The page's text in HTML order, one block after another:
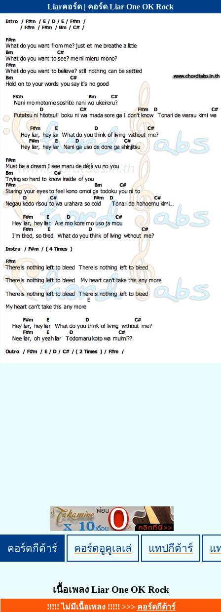
Liarคอร์ด | คอร์ด Liar One OK Rock
คอร์ดกีต้าร์ คอร์ดอูคูเลเล่ แทปกีต้าร์ แ
เนื้อเพลง Liar One OK Rock
!!!!! ไม่มีเนื้อเพลง !!!!! >>> คอร์ดกีต้าร์